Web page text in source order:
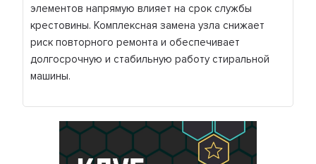
элементов напрямую влияет на срок службы
крестовины. Комплексная замена узла снижает
риск повторного ремонта и обеспечивает
долгосрочную и стабильную работу стиральной
машины.